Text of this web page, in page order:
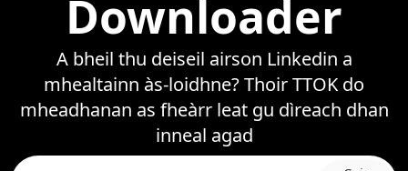
Downloader
A bheil thu deiseil airson Linkedin a
mhealtainn às-loidhne? Thoir TTOK do
mheadhanan as fheàrr leat gu dìreach dhan
inneal agad